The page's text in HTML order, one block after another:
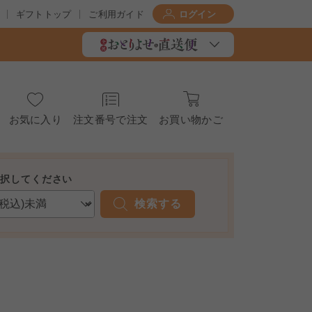
ギフトトップ ご利用ガイド ログイン
お気に入り 注文番号で注文 お買い物かご
してください
検索する